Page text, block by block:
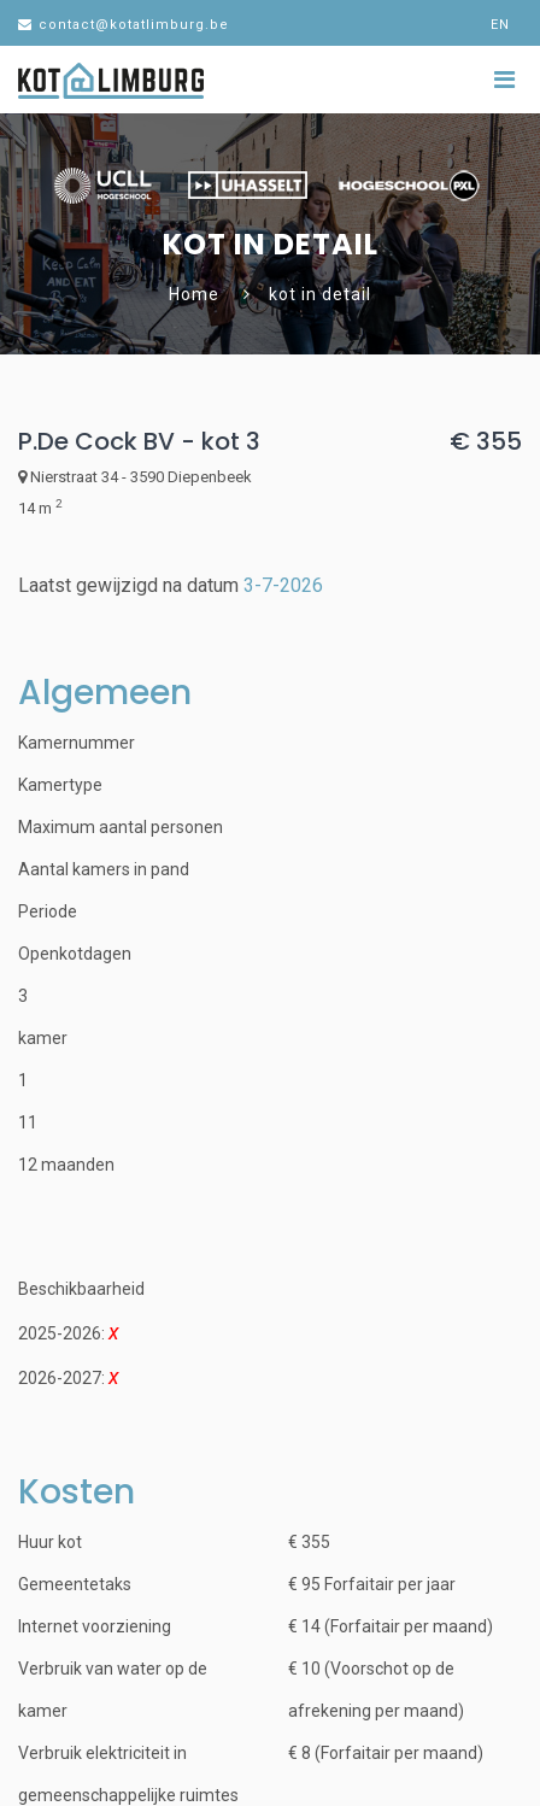
contact@kotatlimburg.be EN
KOT IN DETAIL
Home kot in detail
P.De Cock BV - kot 3
Nierstraat 34 - 3590 Diepenbeek
14 m 2
€ 355
Laatst gewijzigd na datum 3-7-2026
Algemeen
Kamernummer
Kamertype
Maximum aantal personen
Aantal kamers in pand
Periode
Openkotdagen
3
kamer
1
11
12 maanden
Beschikbaarheid
2025-2026:
2026-2027:
Kosten
Huur kot € 355
Gemeentetaks € 95 Forfaitair per jaar
Internet voorziening € 14 (Forfaitair per maand)
Verbruik van water op de
kamer
€ 10 (Voorschot op de
afrekening per maand)
Verbruik elektriciteit in
gemeenschappelijke ruimtes
€ 8 (Forfaitair per maand)